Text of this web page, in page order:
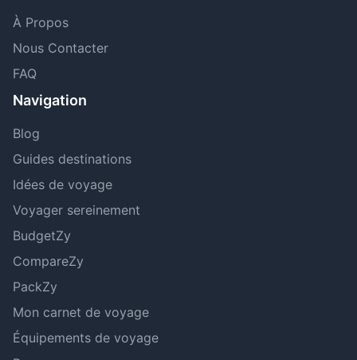
À Propos
Nous Contacter
FAQ
Navigation
Blog
Guides destinations
Idées de voyage
Voyager sereinement
BudgetZy
CompareZy
PackZy
Mon carnet de voyage
Équipements de voyage